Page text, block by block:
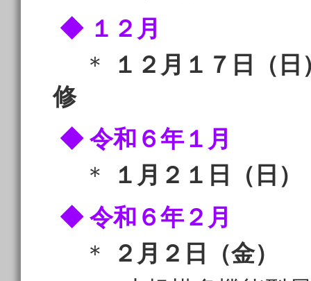
◆ １２月
＊
１２月１７日（
修
◆ 令和６年１月
＊
１月２１日（日
◆ 令和６年２月
＊
２月２日（金